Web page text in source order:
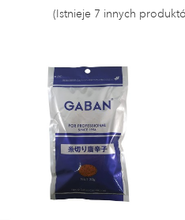
(Istnieje 7 innych